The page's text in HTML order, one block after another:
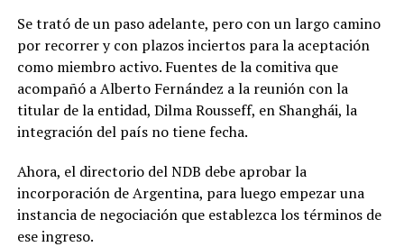
Se trató de un paso adelante, pero con un largo camino
por recorrer y con plazos inciertos para la aceptación
como miembro activo. Fuentes de la comitiva que
acompañó a Alberto Fernández a la reunión con la
titular de la entidad, Dilma Rousseff, en Shanghái, la
integración del país no tiene fecha.
Ahora, el directorio del NDB debe aprobar la
incorporación de Argentina, para luego empezar una
instancia de negociación que establezca los términos de
ese ingreso.